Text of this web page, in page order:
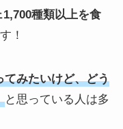
種類以上を食
！
てみたいけど、どう
と思っている人は多